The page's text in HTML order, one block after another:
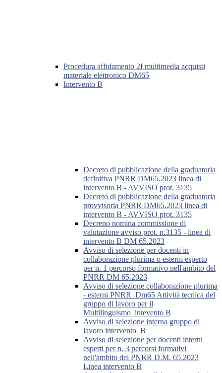
Procedura affidamento 2f multimedia acquisti
materiale elettronico DM65
Intervento B
Decreto di pubblicazione della graduatoria
definitiva PNRR DM65.2023 linea di
intervento B - AVVISO prot. 3135
Decreto di pubblicazione della graduatoria
provvisoria PNRR DM65.2023 linea di
intervento B - AVVISO prot. 3135
Decreno nomina commissione di
valutazione avviso prot. n.3135 - linea di
intervento B DM 65.2023
Avviso di selezione per docenti in
collaborazione plurima o esterni esperto
per n. 1 percorso formativo nell'ambito del
PNRR DM 65.2023
Avviso di selezione collaborazione plurima
- esterni PNRR_Dm65 Attività tecnica del
gruppo di lavoro per il
Multilinguismo_intevento B
Avviso di selezione interna gruppo di
lavoro intervento_B
Avviso di selezione per docenti interni
esperti per n. 3 percorsi formativi
nell'ambito del PNRR D.M. 65.2023
Linea intervento B